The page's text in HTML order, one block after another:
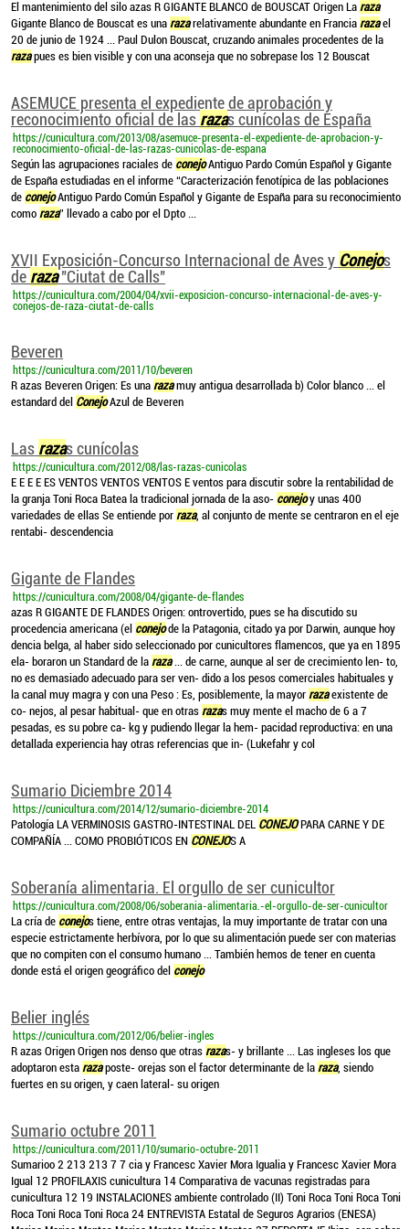
El mantenimiento del silo azas R GIGANTE BLANCO de BOUSCAT Origen La raza
Gigante Blanco de Bouscat es una razarelativamente abundante en Francia razael
20 de junio de 1924 ... Paul Dulon Bouscat, cruzando animales procedentes de la
razapues es bien visible y con una aconseja que no sobrepase los 12 Bouscat
ASEMUCE presenta el expediente de aprobación y
reconocimiento oficial de las razas cunícolas de España
https://cunicultura.com/2013/08/asemuce-presenta-el-expediente-de-aprobacion-y-
reconocimiento-oficial-de-las-razas-cunicolas-de-espana
Según las agrupaciones raciales de conejoAntiguo Pardo Común Español y Gigante
de España estudiadas en el informe “Caracterización fenotípica de las poblaciones
de conejoAntiguo Pardo Común Español y Gigante de España para su reconocimiento
como raza” llevado a cabo por el Dpto ...
XVII Exposición-Concurso Internacional de Aves y Conejos
de raza"Ciutat de Calls"
https://cunicultura.com/2004/04/xvii-exposicion-concurso-internacional-de-aves-y-
conejos-de-raza-ciutat-de-calls
Beveren
https://cunicultura.com/2011/10/beveren
R azas Beveren Origen: Es una razamuy antigua desarrollada b) Color blanco ... el
estandard del ConejoAzul de Beveren
Las razas cunícolas
https://cunicultura.com/2012/08/las-razas-cunicolas
E E E E ES VENTOS VENTOS VENTOS E ventos para discutir sobre la rentabilidad de
la granja Toni Roca Batea la tradicional jornada de la aso- conejoy unas 400
variedades de ellas Se entiende por raza, al conjunto de mente se centraron en el eje
rentabi- descendencia
Gigante de Flandes
https://cunicultura.com/2008/04/gigante-de-flandes
azas R GIGANTE DE FLANDES Origen: ontrovertido, pues se ha discutido su
procedencia americana (el conejode la Patagonia, citado ya por Darwin, aunque hoy
dencia belga, al haber sido seleccionado por cunicultores flamencos, que ya en 1895
ela- boraron un Standard de la raza... de carne, aunque al ser de crecimiento len- to,
no es demasiado adecuado para ser ven- dido a los pesos comerciales habituales y
la canal muy magra y con una Peso : Es, posiblemente, la mayor razaexistente de
co- nejos, al pesar habitual- que en otras razas muy mente el macho de 6 a 7
pesadas, es su pobre ca- kg y pudiendo llegar la hem- pacidad reproductiva: en una
detallada experiencia hay otras referencias que in- (Lukefahr y col
Sumario Diciembre 2014
https://cunicultura.com/2014/12/sumario-diciembre-2014
Patología LA VERMINOSIS GASTRO-INTESTINAL DEL CONEJOPARA CARNE Y DE
COMPAÑÍA ... COMO PROBIÓTICOS EN CONEJOS A
Soberanía alimentaria. El orgullo de ser cunicultor
https://cunicultura.com/2008/06/soberania-alimentaria.-el-orgullo-de-ser-cunicultor
La cría de conejos tiene, entre otras ventajas, la muy importante de tratar con una
especie estrictamente herbívora, por lo que su alimentación puede ser con materias
que no compiten con el consumo humano ... También hemos de tener en cuenta
donde está el origen geográfico del conejo
Belier inglés
https://cunicultura.com/2012/06/belier-ingles
R azas Origen Origen nos denso que otras razas- y brillante ... Las ingleses los que
adoptaron esta razaposte- orejas son el factor determinante de la raza, siendo
fuertes en su origen, y caen lateral- su origen
Sumario octubre 2011
https://cunicultura.com/2011/10/sumario-octubre-2011
Sumarioo 2 213 213 7 7 cia y Francesc Xavier Mora Igualia y Francesc Xavier Mora
Igual 12 PROFILAXIS cunicultura 14 Comparativa de vacunas registradas para
cunicultura 12 19 INSTALACIONES ambiente controlado (II) Toni Roca Toni Roca Toni
Roca Toni Roca Toni Roca 24 ENTREVISTA Estatal de Seguros Agrarios (ENESA)